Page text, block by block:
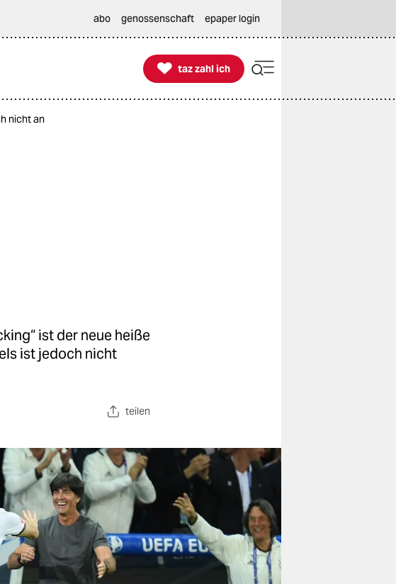
abo genossenschaft epaper login

taz zahl ich
taz zahl ich
nicht an
ist der neue heiße
ist jedoch nicht
teilen